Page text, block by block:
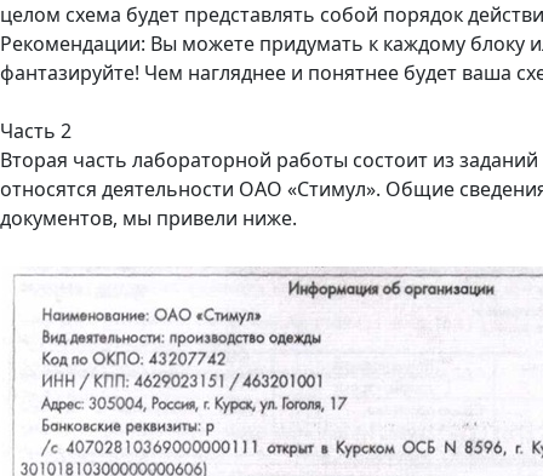
целом схема будет представлять собой порядок
Рекомендации: Вы можете придумать к каждому
фантазируйте! Чем нагляднее и понятнее будет ваша
Часть 2
Вторая часть лабораторной работы состоит из
относятся деятельности ОАО «Стимул». Общие
документов, мы привели ниже.